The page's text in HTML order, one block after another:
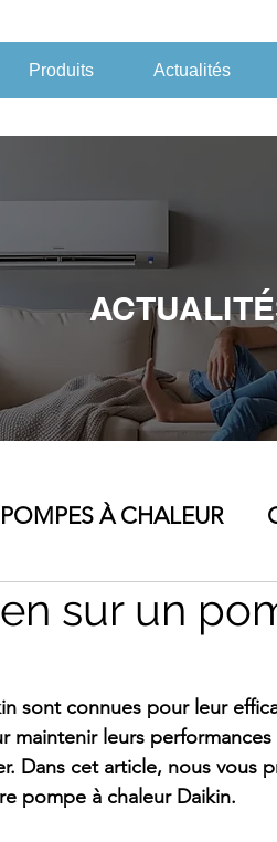
Produits Actualités
POMPES À CHALEUR
CONSEILS EN
sur un
sont connues pour leur
maintenir leurs
Dans cet article, nous vous
pompe à chaleur Daikin.